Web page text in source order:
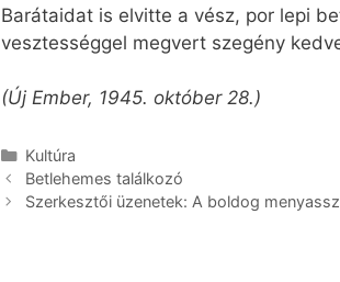
Barátaidat is elvitte a vész, por lepi
vesztességgel megvert szegény
(Új Ember, 1945. október 28.)
Kategória
Kultúra
Betlehemes találkozó
Szerkesztői üzenetek: A boldog